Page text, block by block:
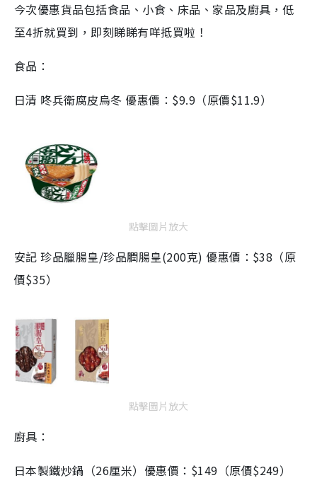
今次優惠貨品包括食品、小食、床品、家品及廚具，低
至4折就買到，即刻睇睇有咩抵買啦！
食品：
日清 咚兵衛腐皮烏冬 優惠價：$9.9（原價$11.9）
點擊圖片放大
安記 珍品臘腸皇/珍品膶腸皇(200克) 優惠價：$38（原
價$35）
點擊圖片放大
廚具：
日本製鐵炒鍋（26厘米）優惠價：$149（原價$249）